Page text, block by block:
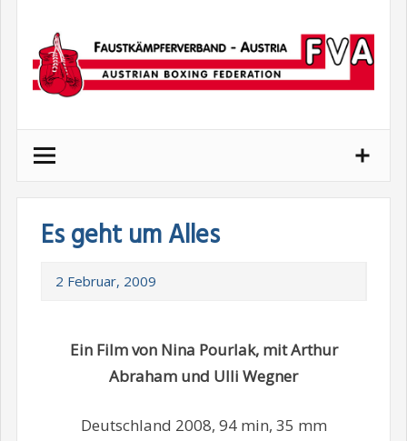
content
Es geht um Alles
2 Februar, 2009
Ein Film von Nina Pourlak, mit Arthur
Abraham und Ulli Wegner
Deutschland 2008, 94 min, 35 mm